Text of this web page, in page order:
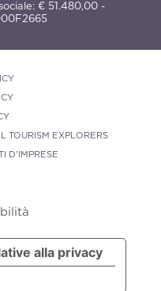
€ 51.480,00 -
TOURISM EXPLORERS
D'IMPRESE
alla privacy